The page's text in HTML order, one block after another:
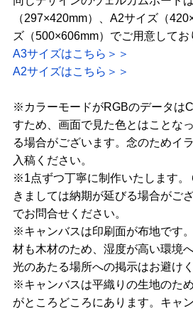
（297×420mm）、A2サイズ（
ズ（500×606mm）でご用意してお
A3サイズはこちら＞＞
A2サイズはこちら＞＞
※カラーモードがRGBのデータは
すため、画面で見た色とはことな
る場合がございます。念のためイ
入稿ください。
※1点ずつ丁寧に制作いたします。
きましては納期が延びる場合がご
でお問合せください。
※キャンバスは印刷面が布地です
材も木材のため、湿度が高い環境
光のあたる場所への掲示はお避けく
※キャンバスは平織りの生地のた
がところどころにあります。キャ